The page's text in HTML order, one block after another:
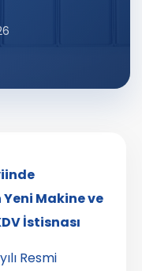
Yeni Makine ve
İstisnası
Resmi